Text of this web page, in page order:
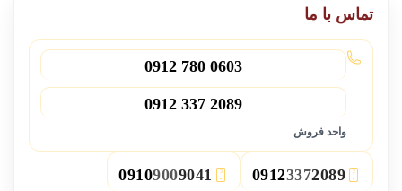
تماس با ما
0912 780 0603
0912 337 2089
واحد فروش
2
09123372089
3
09109009041